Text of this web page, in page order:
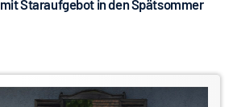
mit Staraufgebot in den Spätsommer